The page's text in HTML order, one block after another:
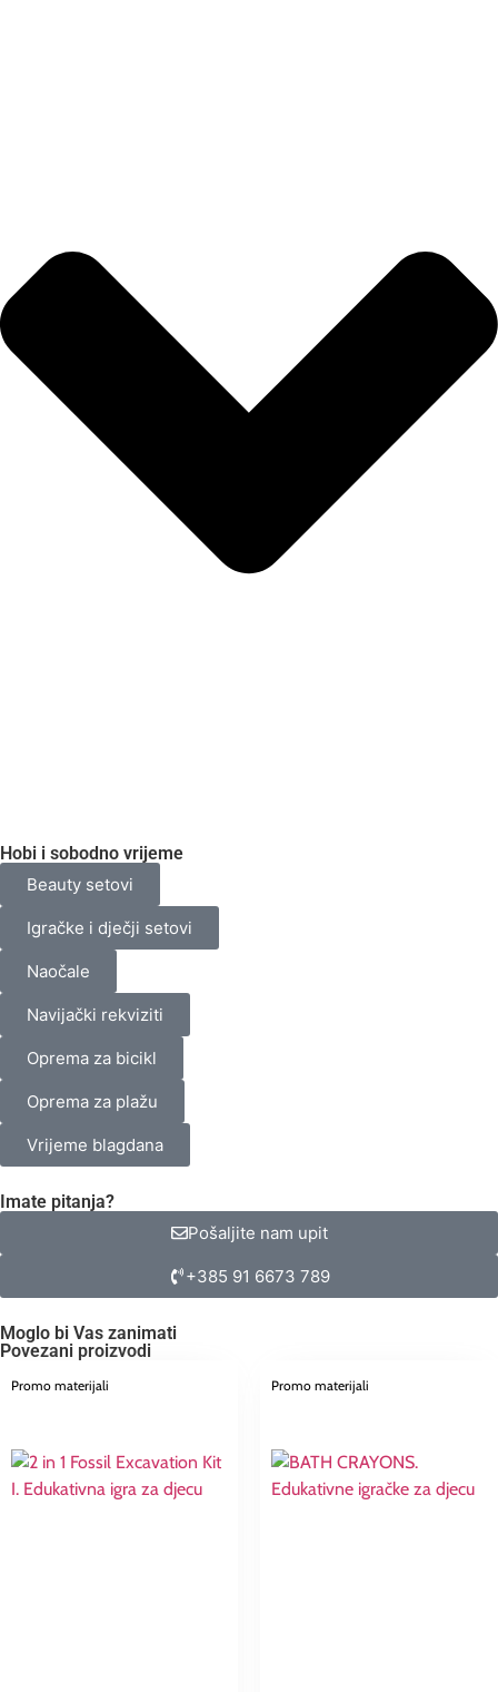
Hobi i sobodno vrijeme
Beauty setovi
Igračke i dječji setovi
Naočale
Navijački rekviziti
Oprema za bicikl
Oprema za plažu
Vrijeme blagdana
Imate pitanja?
Pošaljite nam upit
+385 91 6673 789
Moglo bi Vas zanimati
Povezani proizvodi
Promo materijali Promo materijali